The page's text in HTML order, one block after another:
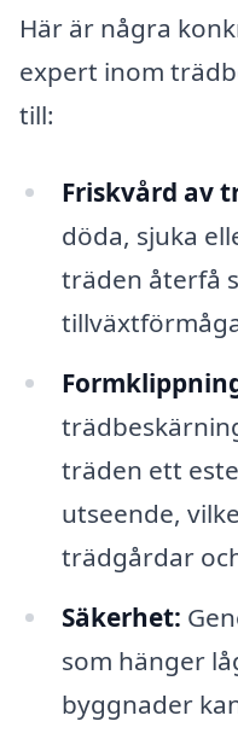
Här är några
expert inom
till:
Friskvård av
döda, sjuka
träden återfå
träden ett
utseende,
trädgårdar
Säkerhet:
som hänger
byggnader